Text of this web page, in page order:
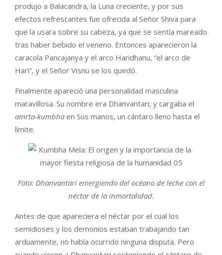
produjo a Balacandra, la Luna creciente, y por sus
efectos refrescantes fue ofrecida al Señor Shiva para
que la usara sobre su cabeza, ya que se sentía mareado
tras haber bebido el veneno. Entonces aparecieron la
caracola Pancajanya y el arco Haridhanu, “el arco de
Hari”, y el Señor Visnu se los quedó.
Finalmente apareció una personalidad masculina
maravillosa. Su nombre era Dhanvantari, y cargaba el
amrta-kumbha en Sus manos, un cántaro lleno hasta el
límite.
Foto: Dhanvantari emergiendo del océano de leche con el
néctar de la inmortalidad.
Antes de que apareciera el néctar por el cual los
semidioses y los demonios estaban trabajando tan
arduamente, no había ocurrido ninguna disputa. Pero